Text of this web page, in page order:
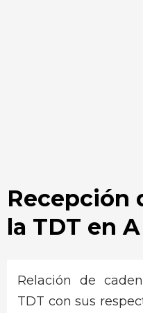
Recepción
la TDT en
Relación de
TDT con sus